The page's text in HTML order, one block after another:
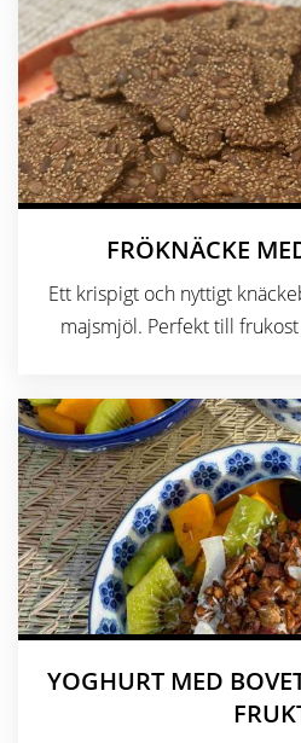
FRÖKNÄCKE
Ett krispigt och nyttigt
majsmjöl. Perfekt till
YOGHURT MED